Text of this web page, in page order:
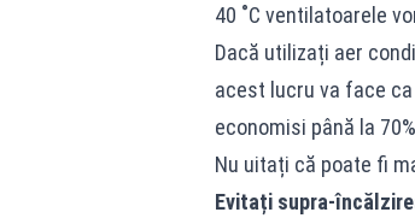
40 ˚C ventilatoarele
Dacă utilizați aer
acest lucru va face ca
economisi până la
Nu uitați că poate fi
Evitați supra-